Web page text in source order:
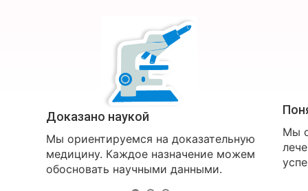
Доказано наукой
Мы ориентируемся на доказательную
медицину. Каждое назначение можем
обосновать научными данными.
Мы